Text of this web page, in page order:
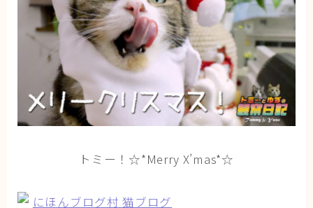
プロフィール
トミー！☆*Merry X’mas*☆